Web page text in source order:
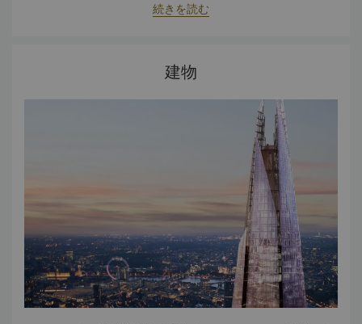
Hospitality」認証を取得しました。これは、持続可能性とウ
続きを読む
建物